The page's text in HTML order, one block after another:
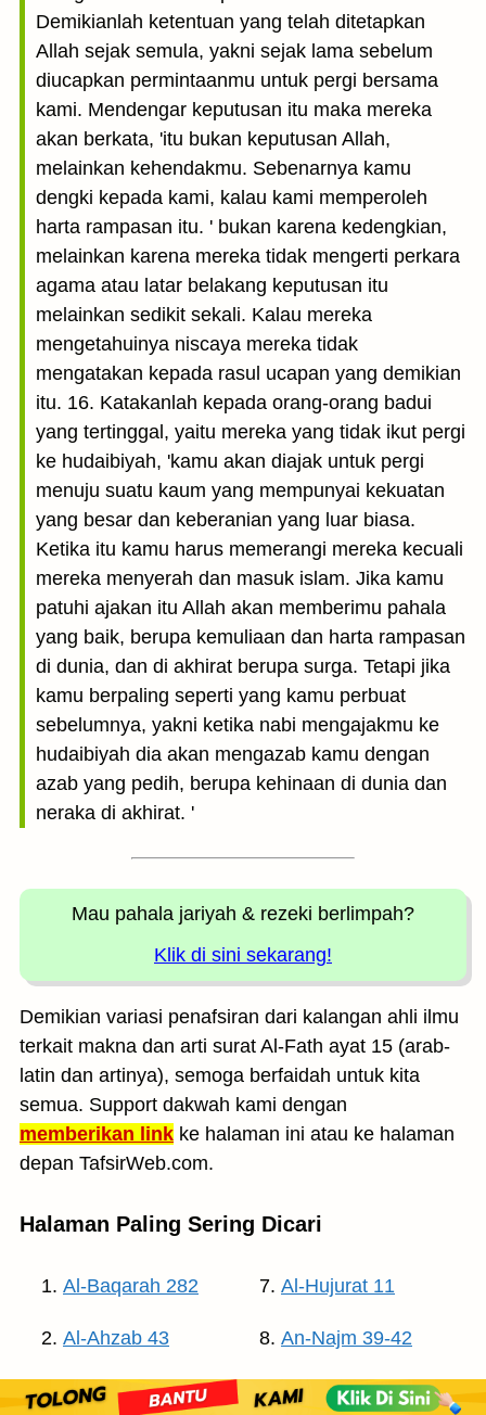
Demikianlah ketentuan yang telah ditetapkan
Allah sejak semula, yakni sejak lama sebelum
diucapkan permintaanmu untuk pergi bersama
kami. Mendengar keputusan itu maka mereka
akan berkata, 'itu bukan keputusan Allah,
melainkan kehendakmu. Sebenarnya kamu
dengki kepada kami, kalau kami memperoleh
harta rampasan itu. ' bukan karena kedengkian,
melainkan karena mereka tidak mengerti perkara
agama atau latar belakang keputusan itu
melainkan sedikit sekali. Kalau mereka
mengetahuinya niscaya mereka tidak
mengatakan kepada rasul ucapan yang demikian
itu. 16. Katakanlah kepada orang-orang badui
yang tertinggal, yaitu mereka yang tidak ikut pergi
ke hudaibiyah, 'kamu akan diajak untuk pergi
menuju suatu kaum yang mempunyai kekuatan
yang besar dan keberanian yang luar biasa.
Ketika itu kamu harus memerangi mereka kecuali
mereka menyerah dan masuk islam. Jika kamu
patuhi ajakan itu Allah akan memberimu pahala
yang baik, berupa kemuliaan dan harta rampasan
di dunia, dan di akhirat berupa surga. Tetapi jika
kamu berpaling seperti yang kamu perbuat
sebelumnya, yakni ketika nabi mengajakmu ke
hudaibiyah dia akan mengazab kamu dengan
azab yang pedih, berupa kehinaan di dunia dan
neraka di akhirat. '
Mau pahala jariyah & rezeki berlimpah?
Klik di sini sekarang!
Demikian variasi penafsiran dari kalangan ahli ilmu
terkait makna dan arti surat Al-Fath ayat 15 (arab-
latin dan artinya), semoga berfaidah untuk kita
semua. Support dakwah kami dengan
memberikan link ke halaman ini atau ke halaman
depan TafsirWeb.com.
Halaman Paling Sering Dicari
Al-Baqarah 282
Al-Ahzab 43
Al-Baqarah 261
Al-Hujurat 11
An-Najm 39-42
Al-Baqarah 285